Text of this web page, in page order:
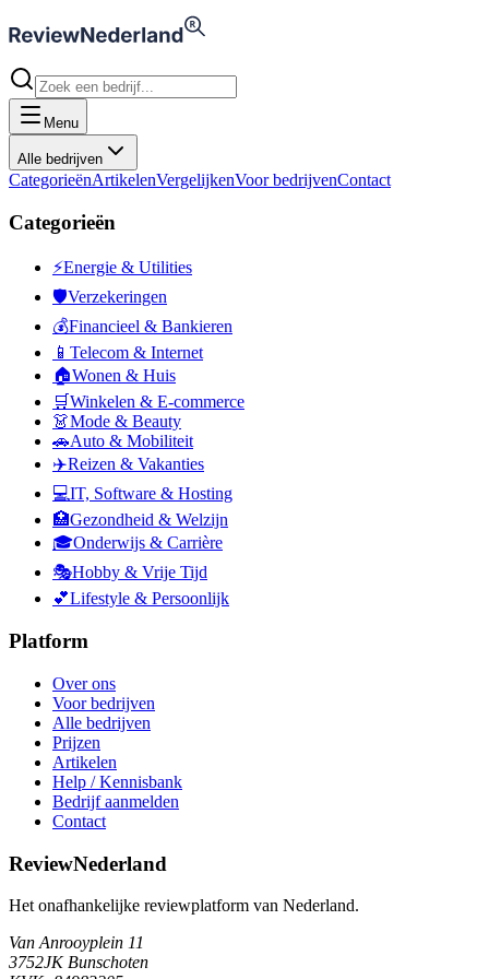
Menu
Alle bedrijven
CategorieënArtikelenVergelijkenVoor bedrijvenContact
Categorieën
⚡Energie & Utilities
🛡️Verzekeringen
💰Financieel & Bankieren
📱 Telecom & Internet
🏠Wonen & Huis
🛒Winkelen & E-commerce
👗Mode & Beauty
🚗Auto & Mobiliteit
✈️Reizen & Vakanties
💻IT, Software & Hosting
🏥Gezondheid & Welzijn
🎓Onderwijs & Carrière
🎭Hobby & Vrije Tijd
💕Lifestyle & Persoonlijk
Platform
Over ons
Voor bedrijven
Alle bedrijven
Prijzen
Artikelen
Help / Kennisbank
Bedrijf aanmelden
Contact
ReviewNederland
Het onafhankelijke reviewplatform van Nederland.
Van Anrooyplein 11
3752JK Bunschoten